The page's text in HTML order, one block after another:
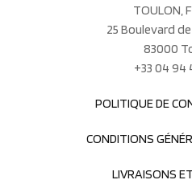
TOULON,
25 Boulevard
83000
+33 04 94
POLITIQUE DE
CONDITIONS
LIVRAISONS